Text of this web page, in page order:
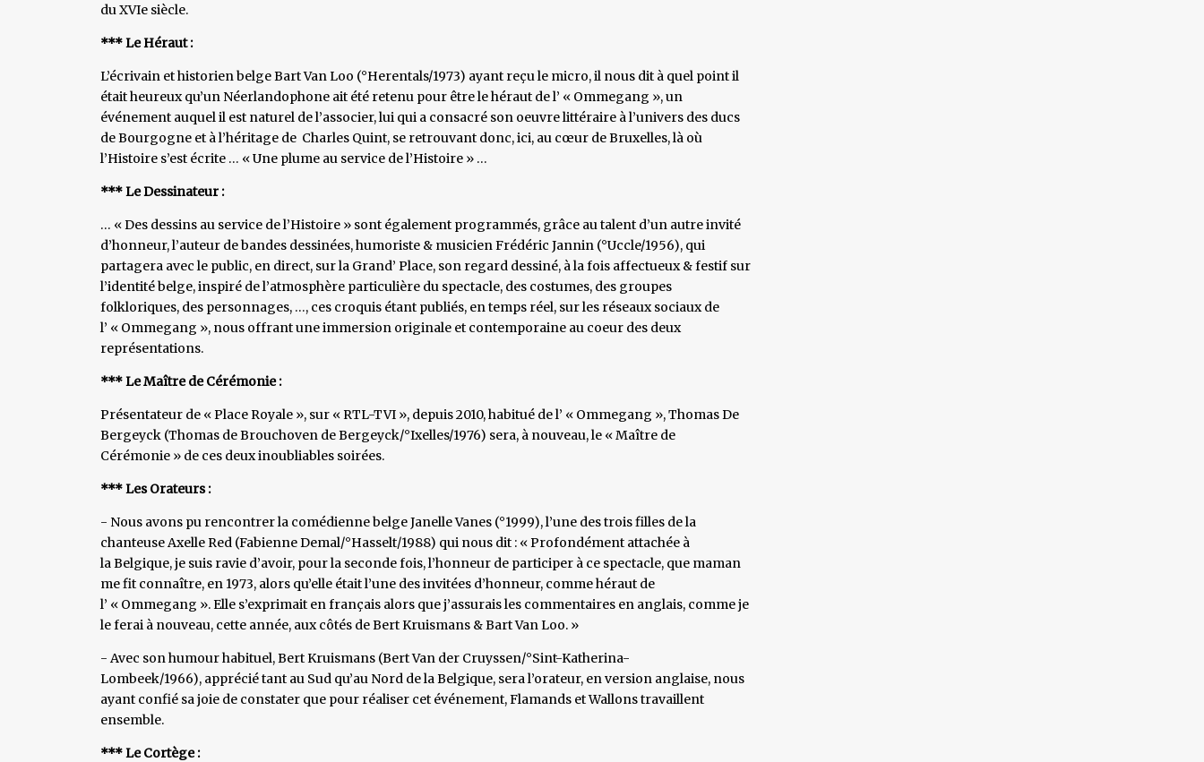
du XVIe siècle.
*** Le Héraut :
L’écrivain et historien belge Bart Van Loo (°Herentals/1973) ayant reçu le micro, il nous dit à quel point il
était heureux qu’un Néerlandophone ait été retenu pour être le héraut de l’ « Ommegang », un
événement auquel il est naturel de l’associer, lui qui a consacré son oeuvre littéraire à l’univers des ducs
de Bourgogne et à l’héritage de Charles Quint, se retrouvant donc, ici, au cœur de Bruxelles, là où
l’Histoire s’est écrite … « Une plume au service de l’Histoire » …
*** Le Dessinateur :
… « Des dessins au service de l’Histoire » sont également programmés, grâce au talent d’un autre invité
d’honneur, l’auteur de bandes dessinées, humoriste & musicien Frédéric Jannin (°Uccle/1956), qui
partagera avec le public, en direct, sur la Grand’ Place, son regard dessiné, à la fois affectueux & festif sur
l’identité belge, inspiré de l’atmosphère particulière du spectacle, des costumes, des groupes
folkloriques, des personnages, …, ces croquis étant publiés, en temps réel, sur les réseaux sociaux de
l’ « Ommegang », nous offrant une immersion originale et contemporaine au coeur des deux
représentations.
*** Le Maître de Cérémonie :
Présentateur de « Place Royale », sur « RTL-TVI », depuis 2010, habitué de l’ « Ommegang », Thomas De
Bergeyck (Thomas de Brouchoven de Bergeyck/°Ixelles/1976) sera, à nouveau, le « Maître de
Cérémonie » de ces deux inoubliables soirées.
*** Les Orateurs :
- Nous avons pu rencontrer la comédienne belge Janelle Vanes (°1999), l’une des trois filles de la
chanteuse Axelle Red (Fabienne Demal/°Hasselt/1988) qui nous dit : « Profondément attachée à
la Belgique, je suis ravie d’avoir, pour la seconde fois, l’honneur de participer à ce spectacle, que maman
me fit connaître, en 1973, alors qu’elle était l’une des invitées d’honneur, comme héraut de
l’ « Ommegang ». Elle s’exprimait en français alors que j’assurais les commentaires en anglais, comme je
le ferai à nouveau, cette année, aux côtés de Bert Kruismans & Bart Van Loo. »
- Avec son humour habituel, Bert Kruismans (Bert Van der Cruyssen/°Sint-Katherina-
Lombeek/1966), apprécié tant au Sud qu’au Nord de la Belgique, sera l’orateur, en version anglaise, nous
ayant confié sa joie de constater que pour réaliser cet événement, Flamands et Wallons travaillent
ensemble.
*** Le Cortège :